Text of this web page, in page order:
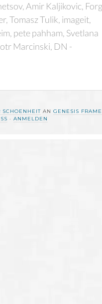
Amir Kaljikovic,
Tomasz Tulik, imageit,
pete pahham, Svetlana
Marcinski, DN -
SCHOENHEIT AN GENESIS
· ANMELDEN